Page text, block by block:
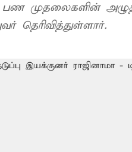
பண முதலைகளின்
தெரிவித்துள்ளார்.